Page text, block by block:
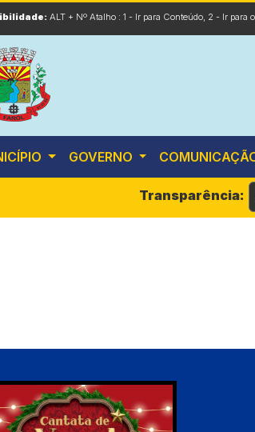
ALT + Nº Atalho : 1 - Ir para Conteúdo 2 - Ir para
GOVERNO
Transparência: